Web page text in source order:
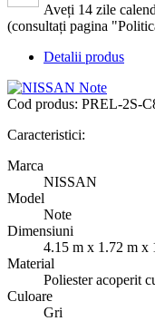
Aveți 14 zile
(consultați pagina
Detalii produs
Cod produs: PREL-2S-
Caracteristici:
Marca
NISSAN
Model
Note
Dimensiuni
4.15 m x 1.72 m x
Material
Poliester acoperit
Culoare
Gri